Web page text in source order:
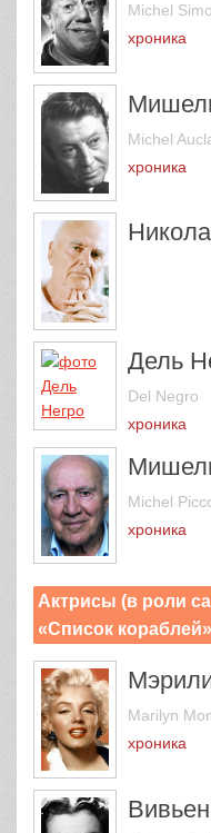
Michel
хроника
Michel
хроника
Дель
Del Negro
хроника
Michel
хроника
Актрисы (в роли
«Список кораблей»
Marilyn
хроника